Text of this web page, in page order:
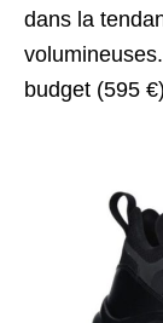
dans la
budget (595